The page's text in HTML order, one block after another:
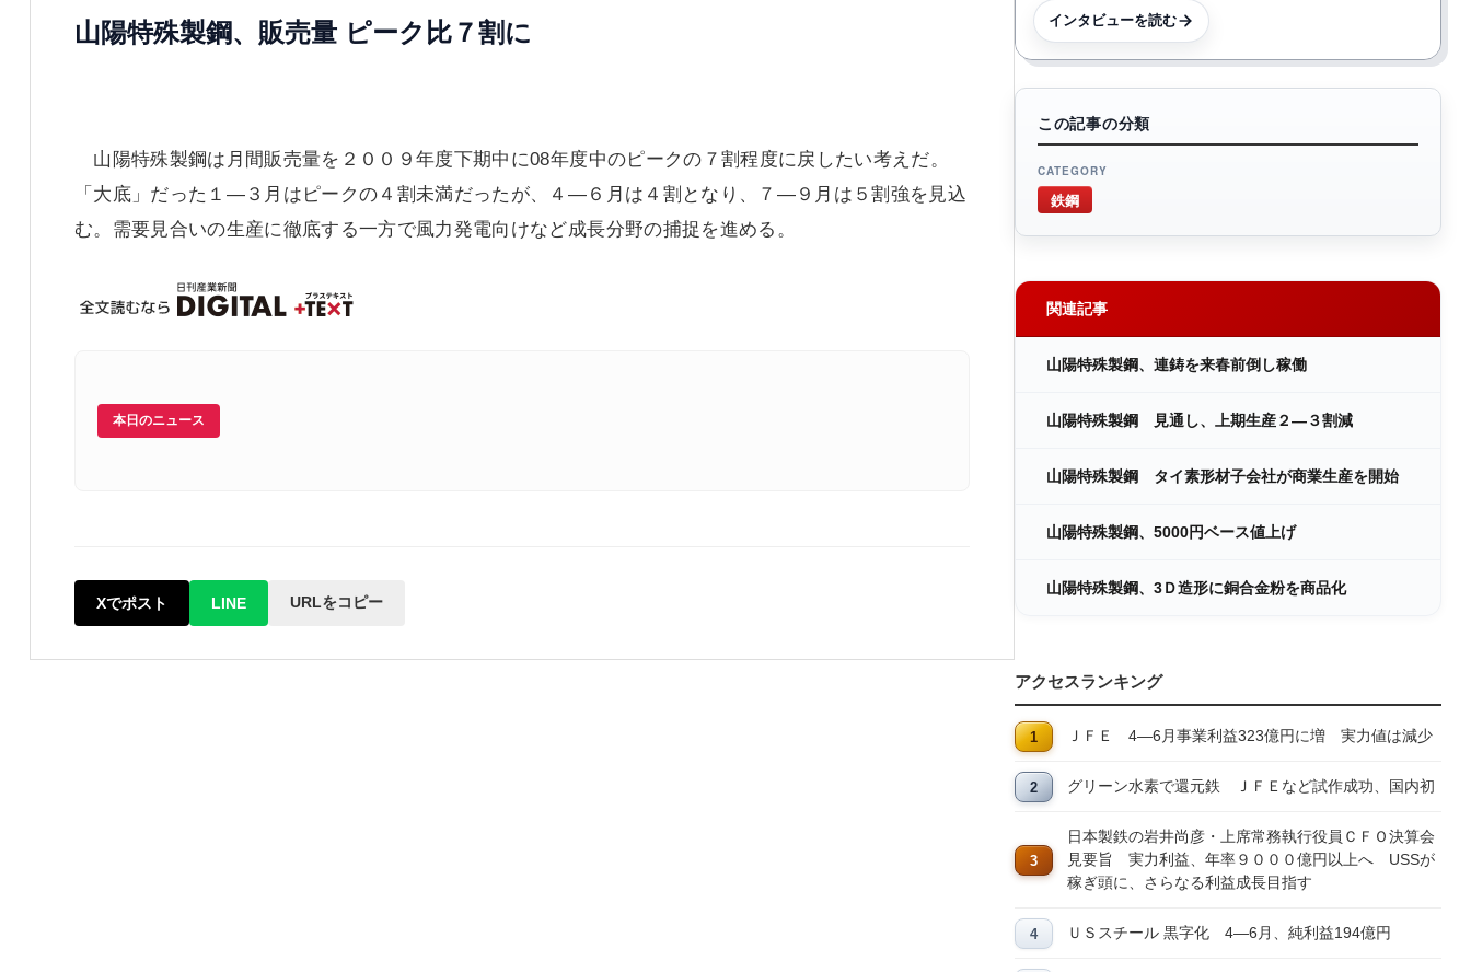
山陽特殊製鋼、販売量 ピーク比７割に
山陽特殊製鋼は月間販売量を２００９年度下期中に08年度中のピークの７割程度に戻したい考えだ。
「大底」だった１―３月はピークの４割未満だったが、４―６月は４割となり、７―９月は５割強を見込
む。需要見合いの生産に徹底する一方で風力発電向けなど成長分野の捕捉を進める。
本日のニュース
Xでポスト LINE URLをコピー
インタビューを読む
この記事の分類
CATEGORY
鉄鋼
関連記事
山陽特殊製鋼、連鋳を来春前倒し稼働
山陽特殊製鋼 見通し、上期生産２―３割減
山陽特殊製鋼 タイ素形材子会社が商業生産を開始
山陽特殊製鋼、5000円ベース値上げ
山陽特殊製鋼、3Ｄ造形に銅合金粉を商品化
アクセスランキング
ＪＦＥ 4―6月事業利益323億円に増 実力値は減少
グリーン水素で還元鉄 ＪＦＥなど試作成功、国内初
日本製鉄の岩井尚彦・上席常務執行役員ＣＦＯ決算会
見要旨 実力利益、年率９０００億円以上へ USSが
稼ぎ頭に、さらなる利益成長目指す
ＵＳスチール 黒字化 4―6月、純利益194億円